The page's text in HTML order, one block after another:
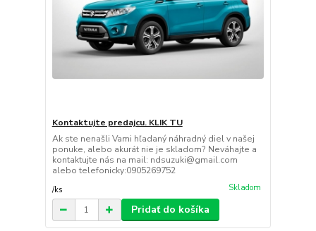
Kontaktujte predajcu. KLIK TU
Ak ste nenašli Vami hľadaný náhradný diel v našej
ponuke, alebo akurát nie je skladom? Neváhajte a
kontaktujte nás na mail: ndsuzuki@gmail.com
alebo telefonicky:0905269752
/ks Skladom
Pridať do košíka